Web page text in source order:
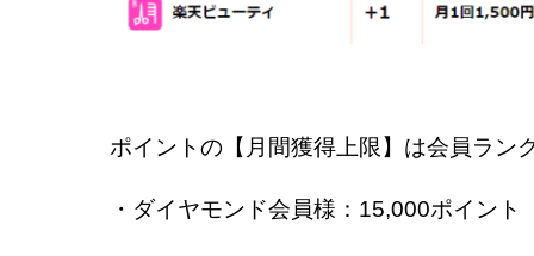
ポイントの【月間獲得上限】は会員ラン
・ダイヤモンド会員様：15,000ポイント